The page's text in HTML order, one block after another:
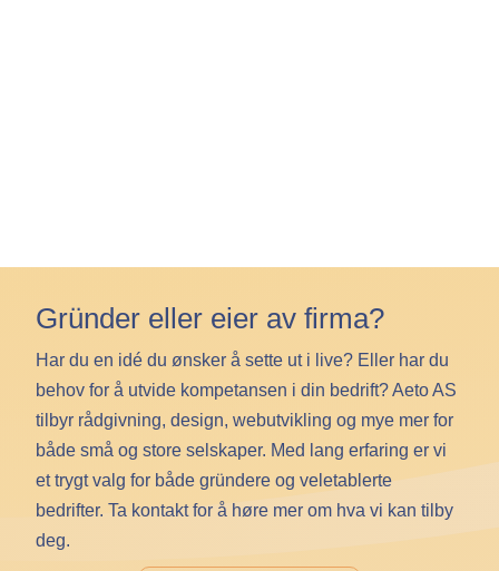
Gründer eller eier av firma?
Har du en idé du ønsker å sette ut i live? Eller har du
behov for å utvide kompetansen i din bedrift? Aeto AS
tilbyr rådgivning, design, webutvikling og mye mer for
både små og store selskaper. Med lang erfaring er vi
et trygt valg for både gründere og veletablerte
bedrifter. Ta kontakt for å høre mer om hva vi kan tilby
deg.